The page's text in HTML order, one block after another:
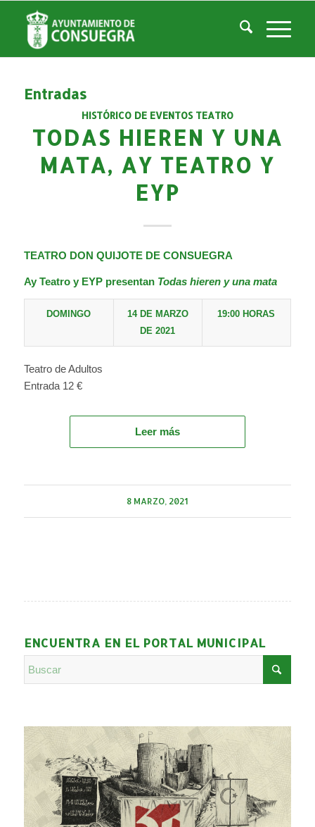
Listado de la etiqueta: hieren
Usted está aquí: Inicio / Noticias
Entradas
HISTÓRICO DE EVENTOS TEATRO
TODAS HIEREN Y UNA
MATA, AY TEATRO Y
EYP
TEATRO DON QUIJOTE DE CONSUEGRA
Ay Teatro y EYPpresentan Todas hieren y una mata
DOMINGO
14 DE MARZO
DE 2021
19:00 HORAS
Teatro de Adultos
Entrada 12 €
Leer más
8 MARZO, 2021
ENCUENTRA EN EL PORTAL MUNICIPAL